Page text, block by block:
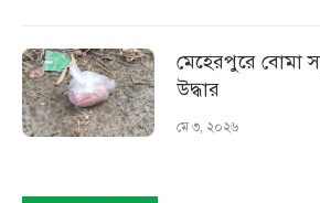
মেহেরপুরে বোমা
উদ্ধার
মে ৩, ২০২৬